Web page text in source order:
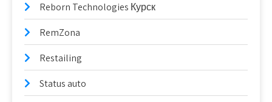
Reborn Technologies Курск
RemZona
Restailing
Status auto